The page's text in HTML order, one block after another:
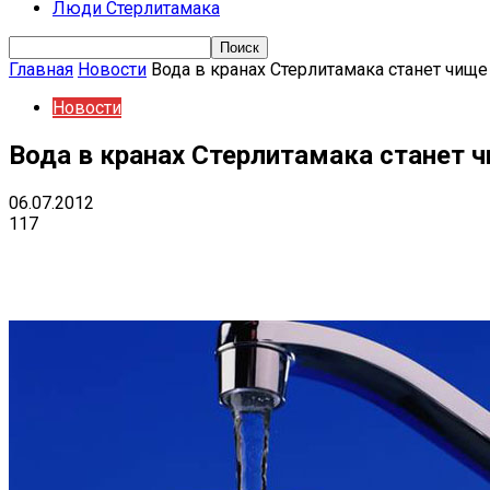
Люди Стерлитамака
Главная Новости Вода в кранах Стерлитамака станет чище
Новости
Вода в кранах Стерлитамака станет
06.07.2012
117